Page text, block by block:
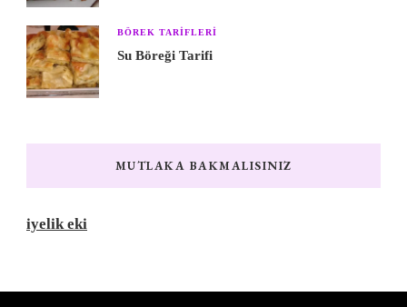
BÖREK TARIFLERI
Su Böreği Tarifi
MUTLAKA BAKMALISINIZ
iyelik eki